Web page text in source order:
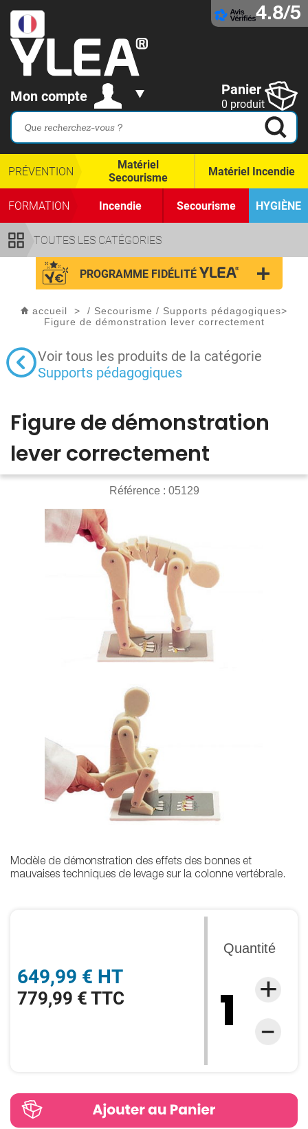
4.8/5
Mon compte Panier
0 produit
TOUTES LES CATÉGORIES
PRÉVENTION
Matériel
Secourisme
Matériel Incendie
FORMATION Incendie Secourisme HYGIÈNE
PROGRAMME FIDÉLITÉ
accueil > / Secourisme / Supports pédagogiques>
Figure de démonstration lever correctement
Voir tous les produits de la catégorie
Supports pédagogiques
Figure de démonstration
lever correctement
Référence : 05129
649,99 € HT
779,99 € TTC
Quantité
Modèle de démonstration des effets des bonnes et
mauvaises techniques de levage sur la colonne vertébrale.